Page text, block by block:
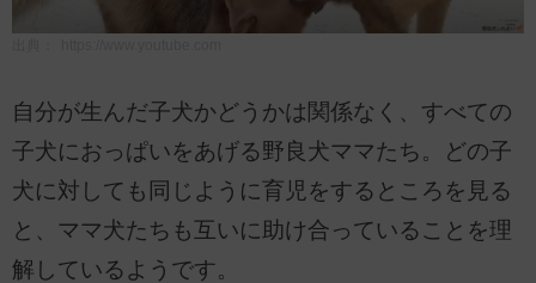
自分が生んだ子犬かどうかは関係なく、すべての
子犬におっぱいをあげる野良犬ママたち。どの子
犬に対しても同じように育児をするところを見る
と、ママ犬たちも互いに助け合っていることを理
解しているようです。